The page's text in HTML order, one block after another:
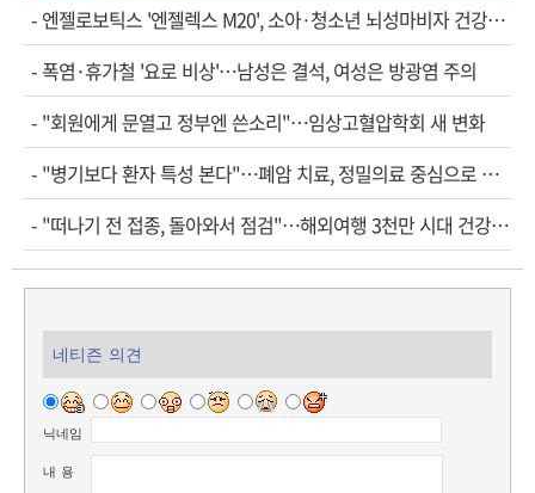
- 엔젤로보틱스 '엔젤렉스 M20', 소아·청소년 뇌성마비자 건강보험 확대 적용
- 폭염·휴가철 '요로 비상'…남성은 결석, 여성은 방광염 주의
- "회원에게 문열고 정부엔 쓴소리"…임상고혈압학회 새 변화
- "병기보다 환자 특성 본다"…폐암 치료, 정밀의료 중심으로 진화
- "떠나기 전 접종, 돌아와서 점검"…해외여행 3천만 시대 건강관리법
네티즌 의견
닉네임
내 용